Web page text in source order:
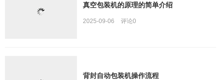
真空包装机的原理的简单介绍
2025-09-06 评论0
背封自动包装机操作流程